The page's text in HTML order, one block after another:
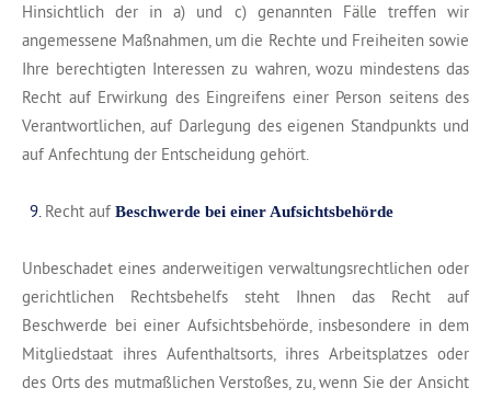
Hinsichtlich der in a) und c) genannten Fälle treffen wir
angemessene Maßnahmen, um die Rechte und Freiheiten sowie
Ihre berechtigten Interessen zu wahren, wozu mindestens das
Recht auf Erwirkung des Eingreifens einer Person seitens des
Verantwortlichen, auf Darlegung des eigenen Standpunkts und
auf Anfechtung der Entscheidung gehört.
Recht auf Beschwerde bei einer Aufsichtsbehörde
Unbeschadet eines anderweitigen verwaltungsrechtlichen oder
gerichtlichen Rechtsbehelfs steht Ihnen das Recht auf
Beschwerde bei einer Aufsichtsbehörde, insbesondere in dem
Mitgliedstaat ihres Aufenthaltsorts, ihres Arbeitsplatzes oder
des Orts des mutmaßlichen Verstoßes, zu, wenn Sie der Ansicht